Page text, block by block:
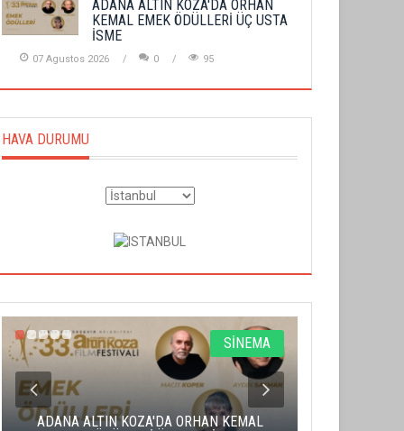
ADANA ALTIN KOZA'DA ORHAN
KEMAL EMEK ÖDÜLLERİ ÜÇ USTA
İSME
07 Agustos 2026 0 95
HAVA DURUMU
SİNEMA
ADANA ALTIN KOZA'DA ORHAN KEMAL